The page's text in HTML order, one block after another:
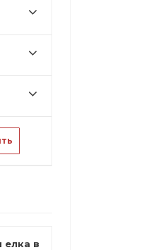
елка в